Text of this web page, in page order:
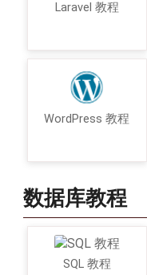
Laravel 教程
WordPress 教程
数据库教程
SQL 教程